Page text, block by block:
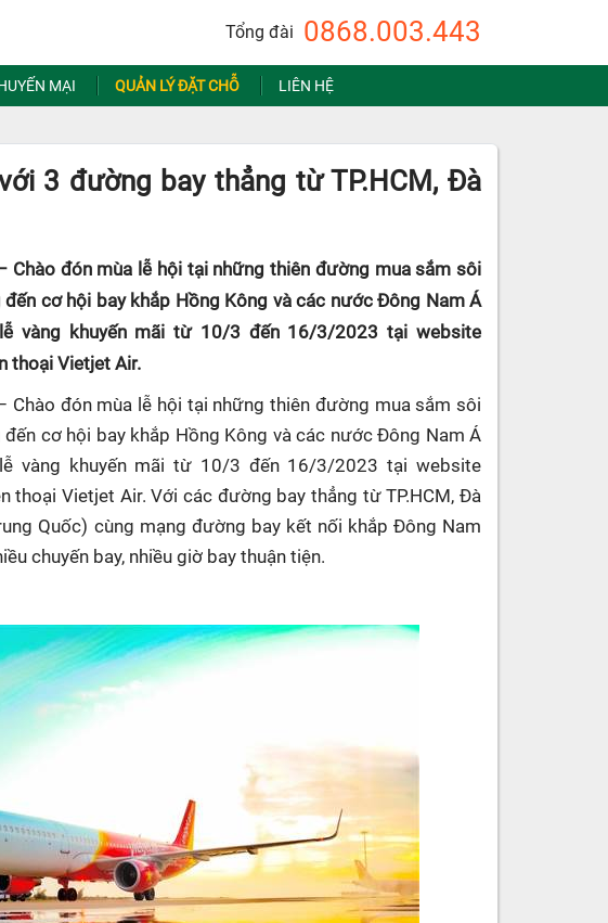
Tổng đài 0868.003.443
MẠI QUẢN LÝ ĐẶT CHỖ LIÊN HỆ
3 đường bay thẳng từ TP.HCM, Đà
Chào đón mùa lễ hội tại những thiên đường mua sắm sôi
cơ hội bay khắp Hồng Kông và các nước Đông Nam Á
vàng khuyến mãi từ 10/3 đến 16/3/2023 tại website
thoại Vietjet Air.
Chào đón mùa lễ hội tại những thiên đường mua sắm sôi
cơ hội bay khắp Hồng Kông và các nước Đông Nam Á
vàng khuyến mãi từ 10/3 đến 16/3/2023 tại website
thoại Vietjet Air. Với các đường bay thẳng từ TP.HCM, Đà
Quốc) cùng mạng đường bay kết nối khắp Đông Nam
chuyến bay, nhiều giờ bay thuận tiện.